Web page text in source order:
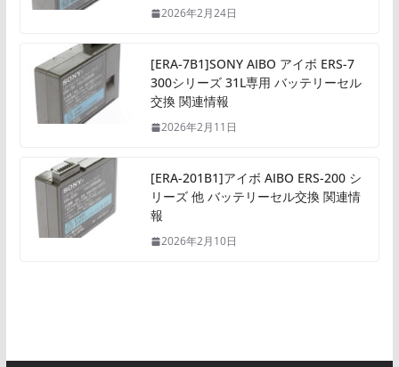
2026年2月24日
[ERA-7B1]SONY AIBO アイボ ERS-7
300シリーズ 31L専用 バッテリーセル
交換 関連情報
2026年2月11日
[ERA-201B1]アイボ AIBO ERS-200 シ
リーズ 他 バッテリーセル交換 関連情
報
2026年2月10日